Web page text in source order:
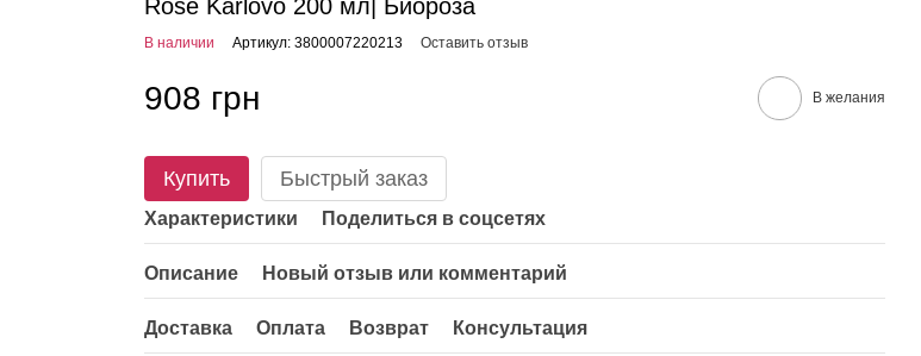
Rose Karlovo 200 мл| Биороза
В наличии Артикул: 3800007220213 Оставить отзыв
908 грн В желания
Купить Быстрый заказ
Характеристики Поделиться в соцсетях
Описание Новый отзыв или комментарий
Доставка Оплата Возврат Консультация